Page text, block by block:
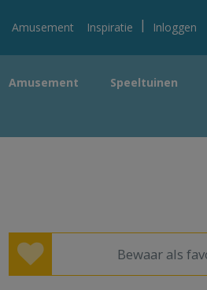
Amusement Inspiratie | Inloggen
Amusement
Speeltuinen
Bewaar als